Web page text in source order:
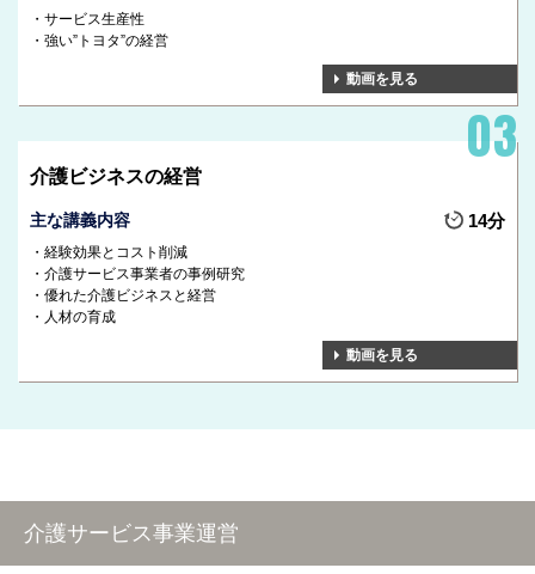
サービス生産性
強い”トヨタ”の経営
動画を見る
介護ビジネスの経営
主な講義内容 14分
経験効果とコスト削減
介護サービス事業者の事例研究
優れた介護ビジネスと経営
人材の育成
動画を見る
介護サービス事業運営